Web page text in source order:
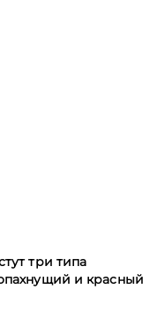
три типа
и красный